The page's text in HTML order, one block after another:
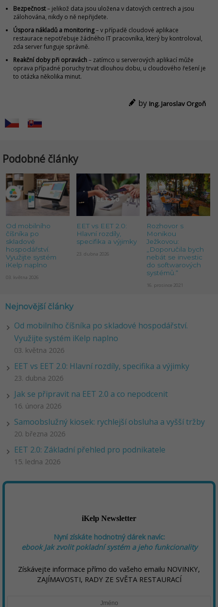
Bezpečnost– jelikož data jsou uložena v datových centrech a jsou
zálohována, nikdy o ně nepřijdete.
Úspora nákladů a monitoring– v případě cloudové aplikace
restaurace nepotřebuje žádného IT pracovníka, který by kontroloval,
zda server funguje správně.
Reakční doby při opravách– zatímco u serverových aplikací může
oprava případné poruchy trvat dlouhou dobu, u cloudového řešení je
to otázka několika minut.
by Ing. Jaroslav Orgoň
Podobné články
Od mobilního
číšníka po
skladové
hospodářství.
Využijte systém
iKelp naplno
03. května 2026
EET vs EET 2.0:
Hlavní rozdíly,
specifika a výjimky
23. dubna 2026
Rozhovor s
Monikou
Ježkovou:
„Doporučila bych
nebát se investic
do softwarových
systémů.“
16. prosince 2021
Nejnovější články
Od mobilního číšníka po skladové hospodářství.
Využijte systém iKelp naplno
03. května 2026
EET vs EET 2.0: Hlavní rozdíly, specifika a výjimky
23. dubna 2026
Jak se připravit na EET 2.0 a co nepodcenit
16. února 2026
Samoobslužný kiosek: rychlejší obsluha a vyšší tržby
20. března 2026
EET 2.0: Základní přehled pro podnikatele
15. ledna 2026
iKelp Newsletter
Nyní získáte hodnotný dárek navíc:
ebookJak zvolit pokladní systém a jeho funkcionality
Získávejte informace přímo do vašeho emailu NOVINKY,
ZAJÍMAVOSTI, RADY ZE SVĚTA RESTAURACÍ